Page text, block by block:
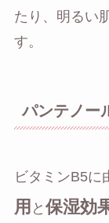
たり、明るい
す。
パンテノー
ビタミンB5に
用 と 保湿効